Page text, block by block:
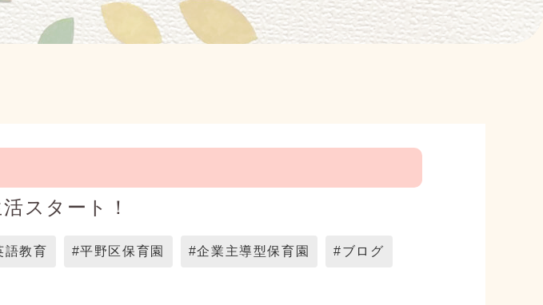
スタート！
語教育 #平野区保育園 #企業主導型保育園 #ブログ